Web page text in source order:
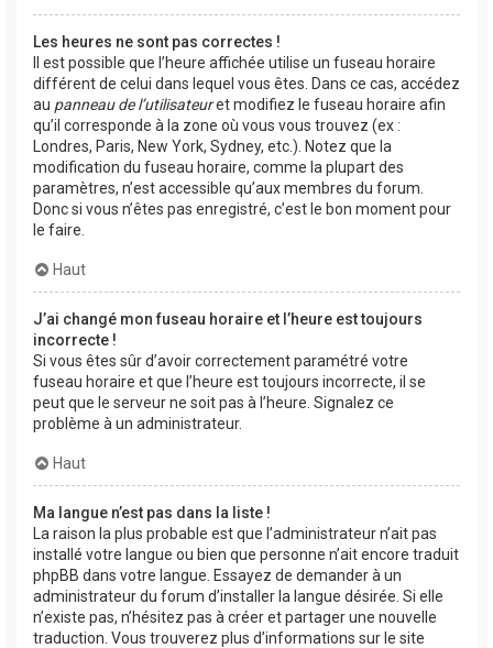
Les heures ne sont pas correctes !
Il est possible que l’heure affichée utilise un fuseau horaire
différent de celui dans lequel vous êtes. Dans ce cas, accédez
au panneau de l’utilisateuret modifiez le fuseau horaire afin
qu’il corresponde à la zone où vous vous trouvez (ex :
Londres, Paris, New York, Sydney, etc.). Notez que la
modification du fuseau horaire, comme la plupart des
paramètres, n’est accessible qu’aux membres du forum.
Donc si vous n’êtes pas enregistré, c’est le bon moment pour
le faire.
Haut
J’ai changé mon fuseau horaire et l’heure est toujours
incorrecte !
Si vous êtes sûr d’avoir correctement paramétré votre
fuseau horaire et que l’heure est toujours incorrecte, il se
peut que le serveur ne soit pas à l’heure. Signalez ce
problème à un administrateur.
Haut
Ma langue n’est pas dans la liste !
La raison la plus probable est que l’administrateur n’ait pas
installé votre langue ou bien que personne n’ait encore traduit
phpBB dans votre langue. Essayez de demander à un
administrateur du forum d’installer la langue désirée. Si elle
n’existe pas, n’hésitez pas à créer et partager une nouvelle
traduction. Vous trouverez plus d’informations sur le site